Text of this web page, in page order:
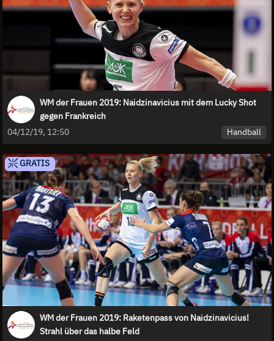
WM der Frauen 2019: Naidzinavicius mit dem Lucky Shot
gegen Frankreich
04/12/19, 12:50
Handball
GRATIS
WM der Frauen 2019: Raketenpass von Naidzinavicius!
Strahl über das halbe Feld